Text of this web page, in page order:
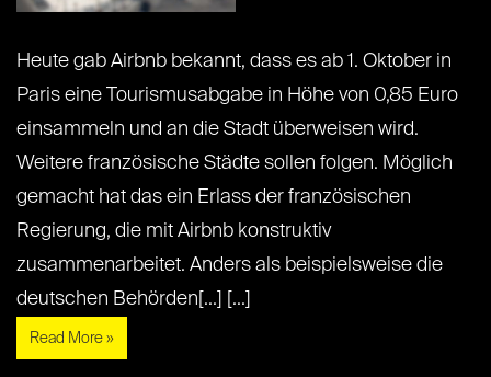
Heute gab Airbnb bekannt, dass es ab 1. Oktober in
Paris eine Tourismusabgabe in Höhe von 0,85 Euro
einsammeln und an die Stadt überweisen wird.
Weitere französische Städte sollen folgen. Möglich
gemacht hat das ein Erlass der französischen
Regierung, die mit Airbnb konstruktiv
zusammenarbeitet. Anders als beispielsweise die
deutschen Behörden[...] [...]
Read More »